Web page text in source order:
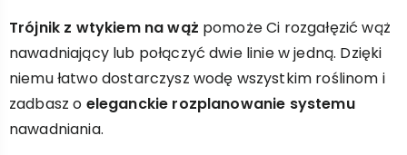
Trójnik z wtykiem na wąż pomoże Ci rozgałęzić wąż
nawadniający lub połączyć dwie linie w jedną. Dzięki
niemu łatwo dostarczysz wodę wszystkim roślinom i
zadbasz o eleganckie rozplanowanie systemu
nawadniania.